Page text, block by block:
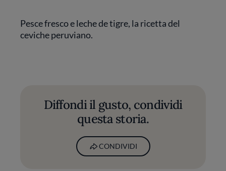
Pesce fresco e leche de tigre, la ricetta del
ceviche peruviano.
Diffondi il gusto, condividi
questa storia.
CONDIVIDI